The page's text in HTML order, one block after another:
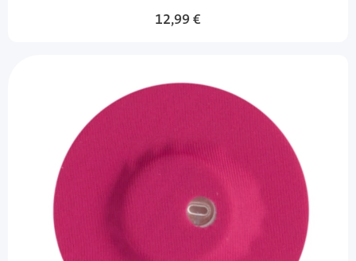
12,99 €